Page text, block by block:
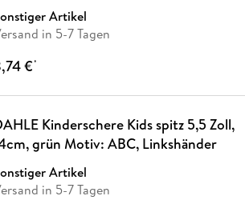
Artikel
in 5-7 Tagen
€*
Kinderschere Kids spitz 5,5 Zoll,
grün Motiv: ABC, Linkshänder
Artikel
in 5-7 Tagen